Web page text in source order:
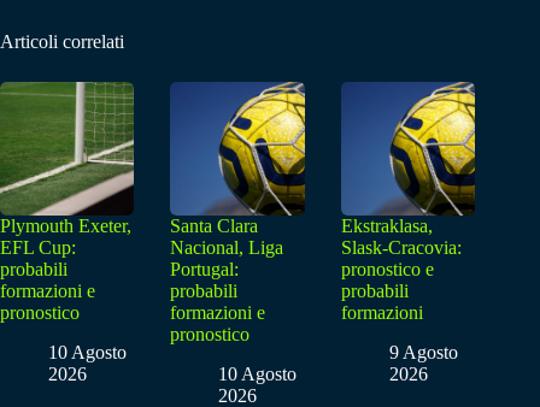
Articoli correlati
Plymouth Exeter,
EFL Cup:
probabili
formazioni e
pronostico
10 Agosto
2026
Santa Clara
Nacional, Liga
Portugal:
probabili
formazioni e
pronostico
10 Agosto
2026
Ekstraklasa,
Slask-Cracovia:
pronostico e
probabili
formazioni
9 Agosto
2026